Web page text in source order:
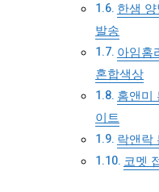
한샘
발송
아임홈
혼합색상
홈앤미
이트
락앤락
코멧